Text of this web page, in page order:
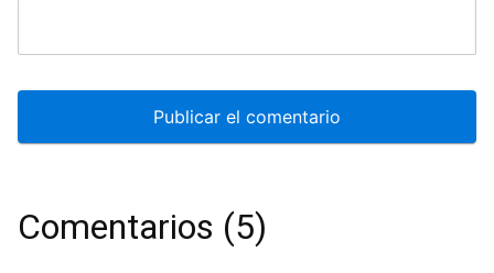
Comentarios (5)